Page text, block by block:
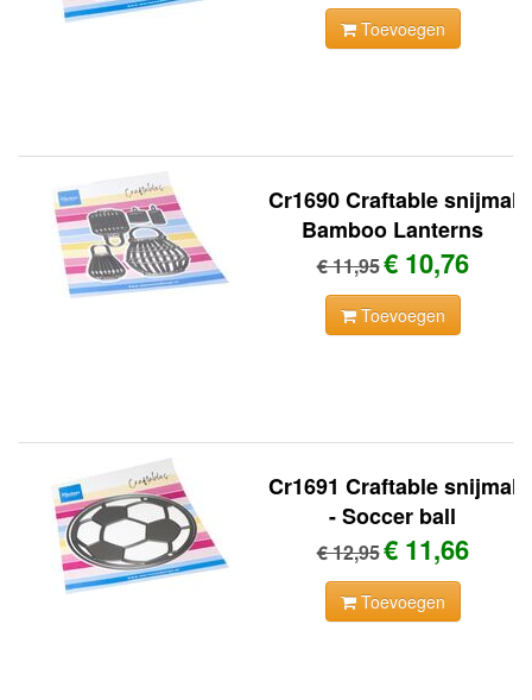
Toevoegen
Cr1690 Craftable snijmal
Bamboo Lanterns
€ 11,95€ 10,76
Toevoegen
Cr1691 Craftable snijmal
- Soccer ball
€ 12,95€ 11,66
Toevoegen